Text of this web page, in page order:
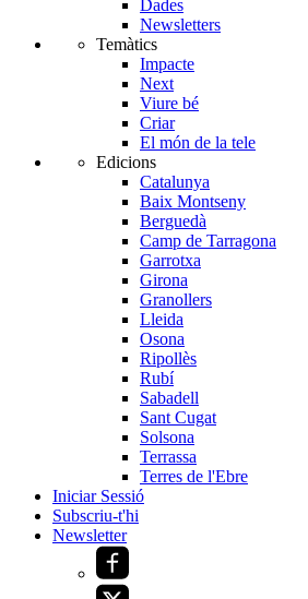
Dades
Newsletters
Temàtics
Impacte
Next
Viure bé
Criar
El món de la tele
Edicions
Catalunya
Baix Montseny
Berguedà
Camp de Tarragona
Garrotxa
Girona
Granollers
Lleida
Osona
Ripollès
Rubí
Sabadell
Sant Cugat
Solsona
Terrassa
Terres de l'Ebre
Iniciar Sessió
Subscriu-t'hi
Newsletter